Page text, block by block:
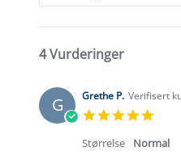
4 Vurderinger
G Grethe P. Verifisert
rating
Størrelse Normal